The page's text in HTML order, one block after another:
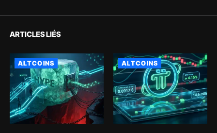
ARTICLES LIÉS
ALTCOINS ALTCOINS